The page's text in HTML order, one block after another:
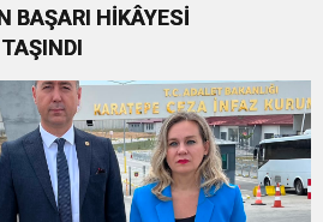
BAŞARI HİKÂYESİ